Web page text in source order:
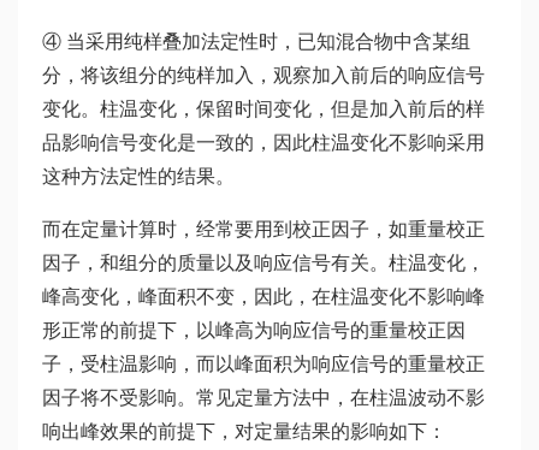
④ 当采用纯样叠加法定性时，已知混合物中含某组
分，将该组分的纯样加入，观察加入前后的响应信号
变化。柱温变化，保留时间变化，但是加入前后的样
品影响信号变化是一致的，因此柱温变化不影响采用
这种方法定性的结果。
而在定量计算时，经常要用到校正因子，如重量校正
因子，和组分的质量以及响应信号有关。柱温变化，
峰高变化，峰面积不变，因此，在柱温变化不影响峰
形正常的前提下，以峰高为响应信号的重量校正因
子，受柱温影响，而以峰面积为响应信号的重量校正
因子将不受影响。常见定量方法中，在柱温波动不影
响出峰效果的前提下，对定量结果的影响如下：